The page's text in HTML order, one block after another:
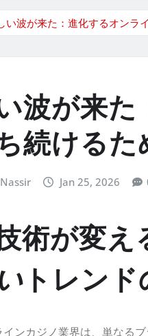
い波が来た：進化するオンラ
波が来
続けるた
Jan 25, 2026
術が変
トレン
ンカジノ業界は、単なる